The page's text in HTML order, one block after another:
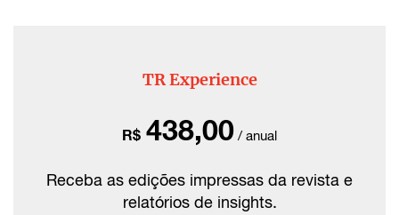
TR Experience
R$ 438,00 / anual
Receba as edições impressas da revista e
relatórios de insights.